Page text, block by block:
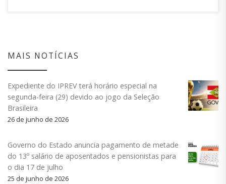
MAIS NOTÍCIAS
Expediente do IPREV terá horário especial na
segunda-feira (29) devido ao jogo da Seleção
Brasileira
26 de junho de 2026
Governo do Estado anuncia pagamento de metade
do 13º salário de aposentados e pensionistas para
o dia 17 de julho
25 de junho de 2026